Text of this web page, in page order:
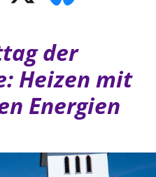
der
Heizen mit
Energien